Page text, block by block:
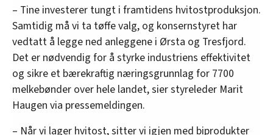
– Tine investerer tungt i framtidens hvitostproduksjon.
Samtidig må vi ta tøffe valg, og konsernstyret har
vedtatt å legge ned anleggene i Ørsta og Tresfjord.
Det er nødvendig for å styrke industriens effektivitet
og sikre et bærekraftig næringsgrunnlag for 7700
melkebønder over hele landet, sier styreleder Marit
Haugen via pressemeldingen.
– Når vi lager hvitost, sitter vi igjen med biprodukter